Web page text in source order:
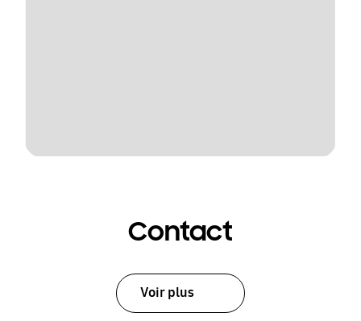
Contact
Voir plus